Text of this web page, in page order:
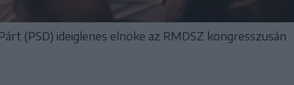
(PSD) ideiglenes elnöke az RMDSZ kongresszusán